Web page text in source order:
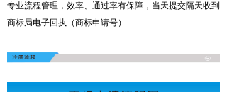
专业流程管理，效率、通过率有保障，当天提交隔天收到
商标局电子回执（商标申请号）